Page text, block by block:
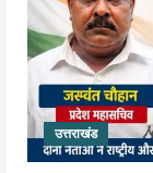
उत्तराखंड